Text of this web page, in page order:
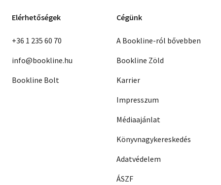
Elérhetőségek
+36 1 235 60 70
info@bookline.hu
Bookline Bolt
Cégünk
A Bookline-ról bővebben
Bookline Zöld
Karrier
Impresszum
Médiaajánlat
Könyvnagykereskedés
Adatvédelem
ÁSZF